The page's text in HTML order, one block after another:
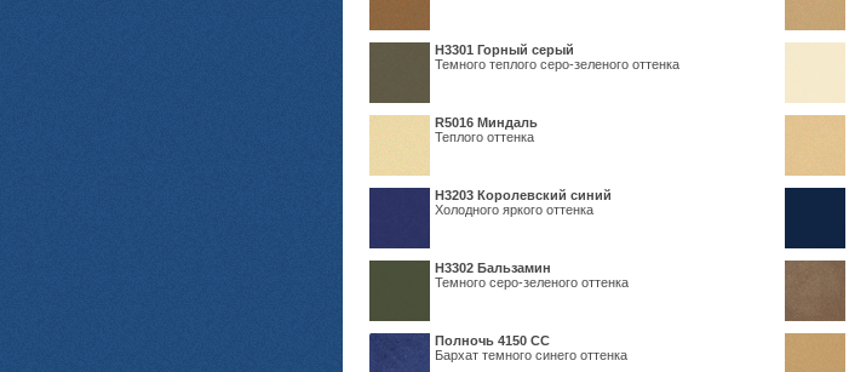
Н3301 Горный серый
Темного теплого серо-зеленого оттенка
R5016 Миндаль
Теплого оттенка
Н3203 Королевский синий
Холодного яркого оттенка
Н3302 Бальзамин
Темного серо-зеленого оттенка
Полночь 4150 СС
Бархат темного синего оттенка